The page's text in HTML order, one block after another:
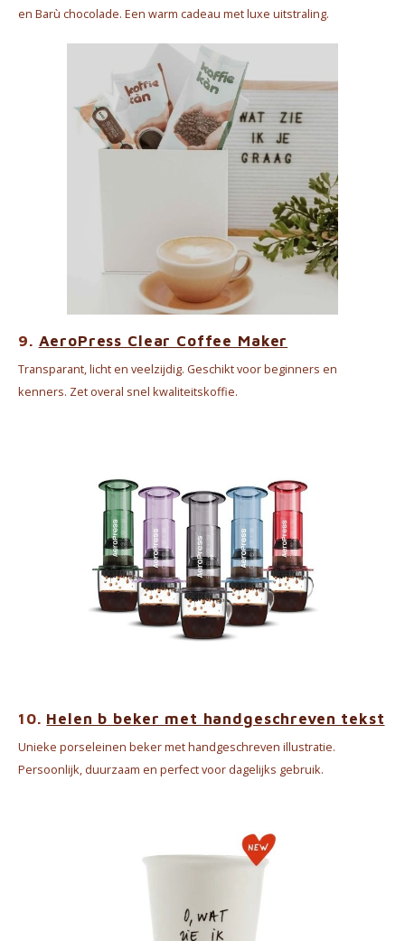
en Barù chocolade. Een warm cadeau met luxe uitstraling.
9. AeroPress Clear Coffee Maker
Transparant, licht en veelzijdig. Geschikt voor beginners en
kenners. Zet overal snel kwaliteitskoffie.
10. Helen b beker met handgeschreven tekst
Unieke porseleinen beker met handgeschreven illustratie.
Persoonlijk, duurzaam en perfect voor dagelijks gebruik.